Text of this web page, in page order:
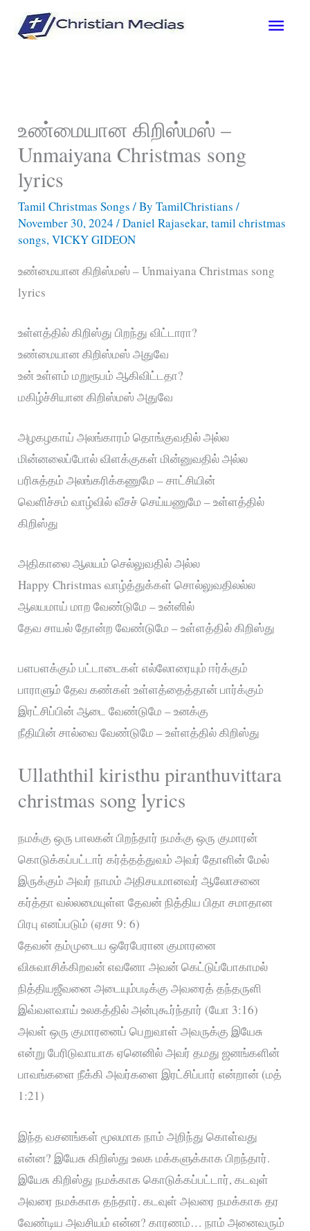
Main
உண்மையான கிறிஸ்மஸ் –
Unmaiyana Christmas song
lyrics
Tamil Christmas Songs / ByTamilChristians/
November 30, 2024/Daniel Rajasekar,tamil christmas
songs,VICKY GIDEON
உண்மையான கிறிஸ்மஸ் – Unmaiyana Christmas song
lyrics
உள்ளத்தில் கிறிஸ்து பிறந்து விட்டாரா?
உண்மையான கிறிஸ்மஸ் அதுவே
உன் உள்ளம் மறுரூபம் ஆகிவிட்டதா?
மகிழ்ச்சியான கிறிஸ்மஸ் அதுவே
அழகழகாய் அலங்காரம் தொங்குவதில் அல்ல
மின்னலைப்போல் விளக்குகள் மின்னுவதில் அல்ல
பரிசுத்தம் அலங்கரிக்கணுமே – சாட்சியின்
வெளிச்சம் வாழ்வில் வீசச் செய்யணுமே – உள்ளத்தில்
கிறிஸ்து
அதிகாலை ஆலயம் செல்லுவதில் அல்ல
Happy Christmas வாழ்த்துக்கள் சொல்லுவதிலல்ல
ஆலயமாய் மாற வேண்டுமே – உன்னில்
தேவ சாயல் தோன்ற வேண்டுமே – உள்ளத்தில் கிறிஸ்து
பளபளக்கும் பட்டாடைகள் எல்லோரையும் ஈர்க்கும்
பாராளும் தேவ கண்கள் உள்ளத்தைத்தான் பார்க்கும்
இரட்சிப்பின் ஆடை வேண்டுமே – உனக்கு
நீதியின் சால்வை வேண்டுமே – உள்ளத்தில் கிறிஸ்து
Ullaththil kiristhu piranthuvittara
christmas song lyrics
நமக்கு ஒரு பாலகன் பிறந்தார் நமக்கு ஒரு குமாரன்
கொடுக்கப்பட்டார் கர்த்தத்துவம் அவர் தோளின் மேல்
இருக்கும் அவர் நாமம் அதிசயமானவர் ஆலோசனை
கர்த்தா வல்லமையுள்ள தேவன் நித்திய பிதா சமாதான
பிரபு எனப்படும் (ஏசா 9: 6)
தேவன் தம்முடைய ஒரேபேரான குமாரனை
விசுவாசிக்கிறவன் எவனோ அவன் கெட்டுப்போகாமல்
நித்தியஜீவனை அடையும்படிக்கு அவரைத் தந்தருளி
இவ்வளவாய் உலகத்தில் அன்புகூர்ந்தார் (யோ 3:16)
அவள் ஒரு குமாரனைப் பெறுவாள் அவருக்கு இயேசு
என்று பேரிடுவாயாக ஏனெனில் அவர் தமது ஜனங்களின்
பாவங்களை நீக்கி அவர்களை இரட்சிப்பார் என்றான் (மத்
1:21)
இந்த வசனங்கள் மூலமாக நாம் அறிந்து கொள்வது
என்ன? இயேசு கிறிஸ்து உலக மக்களுக்காக பிறந்தார்.
இயேசு கிறிஸ்து நமக்காக கொடுக்கப்பட்டார், கடவுள்
அவரை நமக்காக தந்தார். கடவுள் அவரை நமக்காக தர
வேண்டிய அவசியம் என்ன? காரணம்… நாம் அனைவரும்